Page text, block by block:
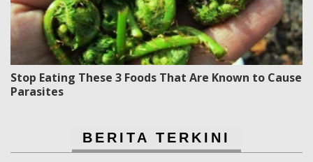
Stop Eating These 3 Foods That Are Known to Cause
Parasites
BERITA TERKINI